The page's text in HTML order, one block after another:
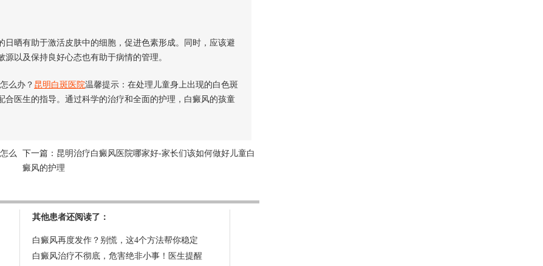
晒有助于激活皮肤中的细胞，促进色素形成。同时，应该避
以及保持良好心态也有助于病情的管理。
么办？ 昆明白斑医院温馨提示：在处理儿童身上出现的白色斑
合医生的指导。通过科学的治疗和全面的护理，白癜风的孩童
么
下一篇： 昆明治疗白癜风医院哪家好-家长们该如何做好儿童白
癜风的护理
其他患者还阅读了：
白癜风再度发作？别慌，这4个方法帮你稳定
白癜风治疗不彻底，危害绝非小事！医生提醒